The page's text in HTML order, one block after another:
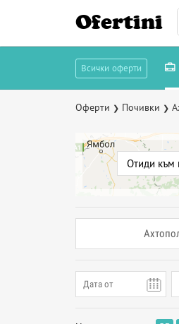
Ofertini
Всички оферти
Оферти ❯ Почивки ❯
Отиди към